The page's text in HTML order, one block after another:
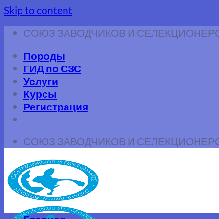
Skip to content
СОЮЗ ЗАВОДЧИКОВ И
Породы
ГИД по СЗС
Услуги
Курсы
Регистрация
СОЮЗ ЗАВОДЧИКОВ И